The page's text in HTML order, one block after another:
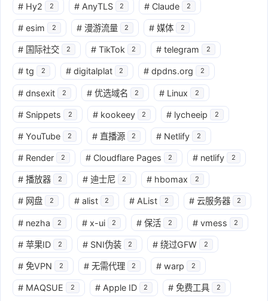
# Hy2 2 # AnyTLS 2 # Claude 2
# esim 2 # 漫游流量 2 # 媒体 2
# 国际社交 2 # TikTok 2 # telegram 2
# tg 2 # digitalplat 2 # dpdns.org 2
# dnsexit 2 # 优选域名 2 # Linux 2
# Snippets 2 # kookeey 2 # lycheeip 2
# YouTube 2 # 直播源 2 # Netlify 2
# Render 2 # Cloudflare Pages 2 # netlify 2
# 播放器 2 # 迪士尼 2 # hbomax 2
# 网盘 2 # alist 2 # AList 2 # 云服务器 2
# nezha 2 # x-ui 2 # 保活 2 # vmess 2
# 苹果ID 2 # SNI伪装 2 # 绕过GFW 2
# 免VPN 2 # 无需代理 2 # warp 2
# MAQSUE 2 # Apple ID 2 # 免费工具 2